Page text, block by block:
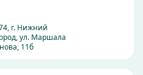
г. Нижний
ул. Маршала
11б